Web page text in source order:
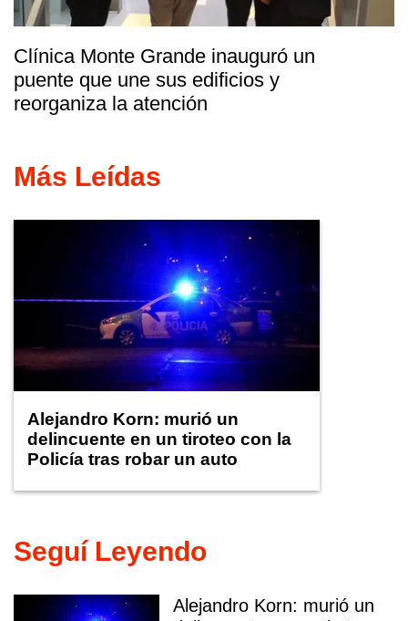
Clínica Monte Grande inauguró un
puente que une sus edificios y
reorganiza la atención
Más Leídas
Alejandro Korn: murió un
delincuente en un tiroteo con la
Policía tras robar un auto
Seguí Leyendo
Alejandro Korn: murió un